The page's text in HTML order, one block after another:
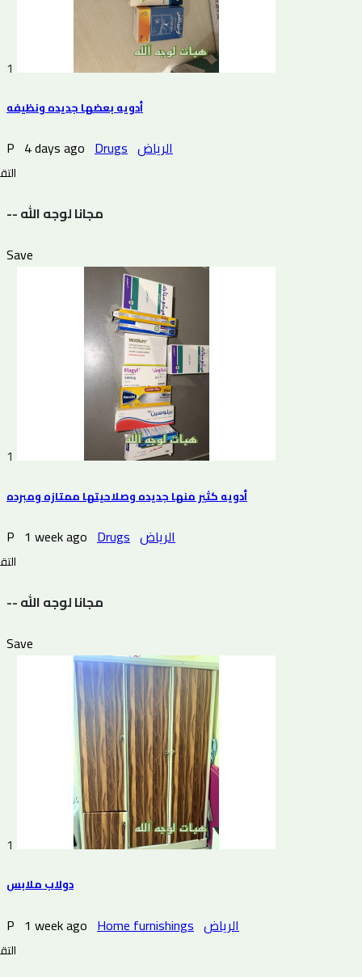
1
أدويه بعضها جديده ونظيفه
P 4 days ago Drugs الرياض
0
-- مجانا لوجه الله
Save
1
أدويه كثير منها جديده وصلاحيتها ممتازه ومبرده
P 1 week ago Drugs الرياض
0
-- مجانا لوجه الله
Save
1
دولاب ملابس
P 1 week ago Home furnishings الرياض
0